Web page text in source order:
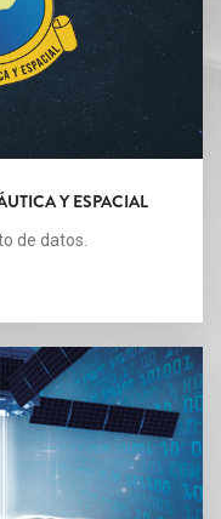
Y ESPACIAL
de datos.